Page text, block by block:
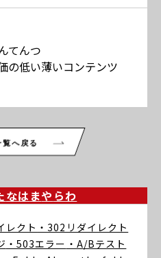
てんつ
の低い薄いコンテンツ
へ戻る
なは まや らわ
レクト ・302リダイレクト
・503エラー ・A/Bテスト